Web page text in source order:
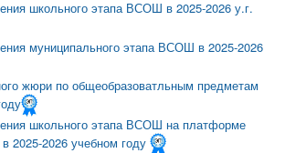
школьного этапа ВСОШ в 2025-2026 у.г.
муниципального этапа ВСОШ в 2025-2026
жюри по общеобразоватльным предметам
школьного этапа ВСОШ на платформе
2025-2026 учебном году